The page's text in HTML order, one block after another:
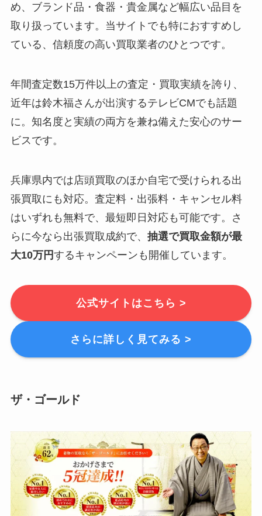
め、ブランド品・食器・貴金属など幅広い品目を
取り扱っています。当サイトでも特におすすめし
ている、信頼度の高い買取業者のひとつです。
年間査定数15万件以上の査定・買取実績を誇り、
近年は鈴木福さんが出演するテレビCMでも話題
に。知名度と実績の両方を兼ね備えた安心のサー
ビスです。
兵庫県内では店頭買取のほか自宅で受けられる出
張買取にも対応。査定料・出張料・キャンセル料
はいずれも無料で、最短即日対応も可能です。さ
らに今なら出張買取成約で、 抽選で買取金額が最
大10万円するキャンペーンも開催しています。
公式サイトはこちら >
さらに詳しく見てみる >
ザ・ゴールド